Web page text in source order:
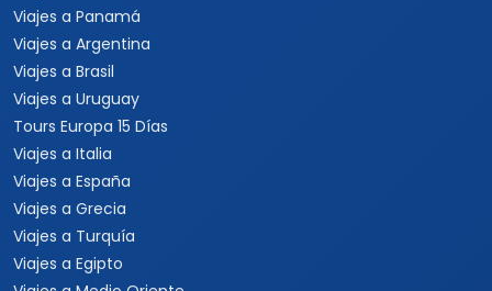
Viajes a Cuba
Viajes a Punta Cana
Viajes a Jamaica
Viajes a Rep. Dominicana
Viajes a Centroamérica
Viajes a Costa Rica
Viajes a Panamá
Viajes a Argentina
Viajes a Brasil
Viajes a Uruguay